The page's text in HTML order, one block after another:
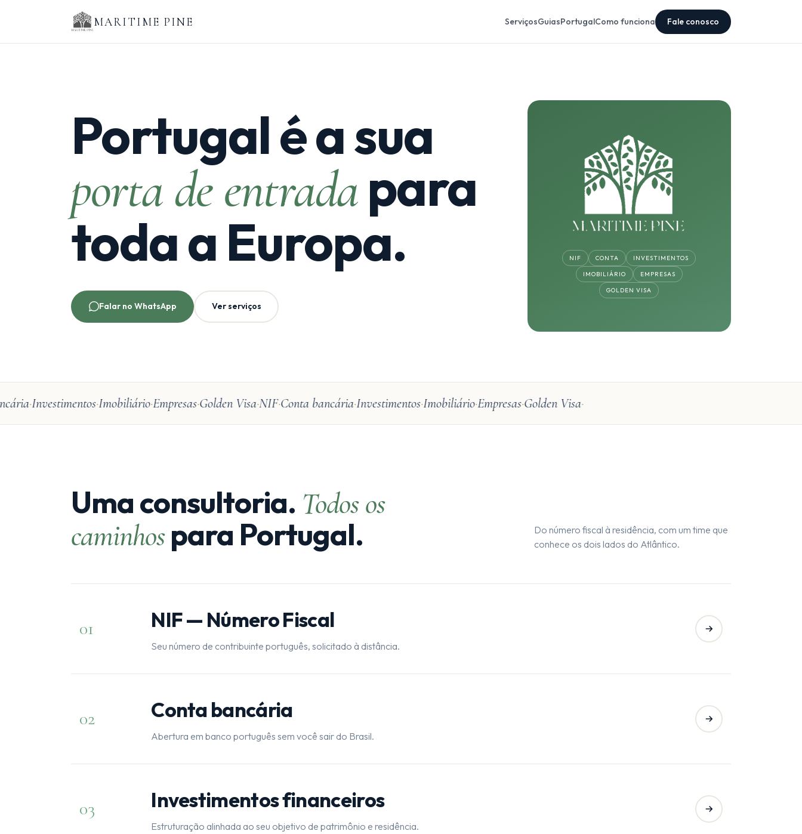
MARITIME PINE ServiçosGuiasPortugalComo funciona Fale conosco
Portugal é a sua
porta de entradapara
toda a Europa.
Falar no WhatsApp Ver serviços
NIF CONTA INVESTIMENTOS
IMOBILIÁRIO EMPRESAS
GOLDEN VISA
InvestimentosImobiliárioEmpresasGolden VisaNIFConta bancáriaInvestimentosImobiliárioEmpresasGolden Visa
Uma consultoria. Todos os
caminhospara Portugal.
Do número fiscal à residência, com um time que
conhece os dois lados do Atlântico.
01 NIF — Número Fiscal
Seu número de contribuinte português, solicitado à distância.
02 Conta bancária
Abertura em banco português sem você sair do Brasil.
03 Investimentos financeiros
Estruturação alinhada ao seu objetivo de patrimônio e residência.